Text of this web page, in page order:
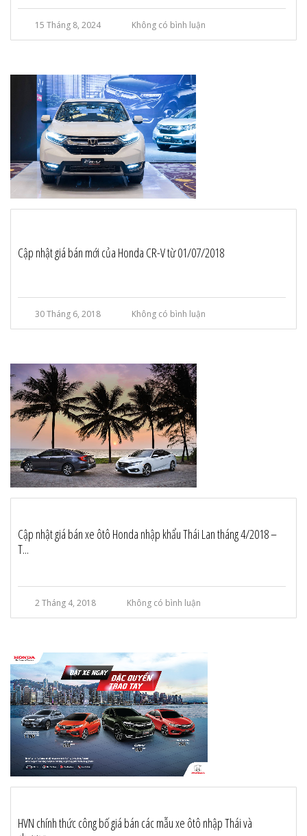
15 Tháng 8, 2024 Không có bình luận
Cập nhật giá bán mới của Honda CR-V từ 01/07/2018
30 Tháng 6, 2018 Không có bình luận
Cập nhật giá bán xe ôtô Honda nhập khẩu Thái Lan tháng 4/2018 –
T...
2 Tháng 4, 2018 Không có bình luận
HVN chính thức công bố giá bán các mẫu xe ôtô nhập Thái và